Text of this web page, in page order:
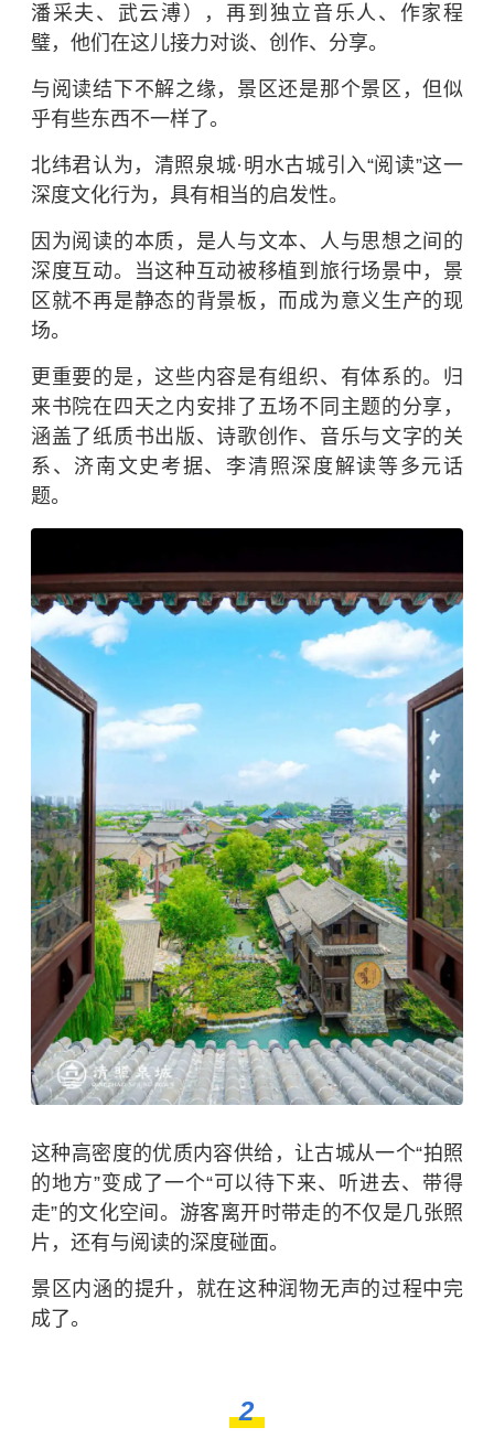
潘采夫、武云溥），再到独立音乐人、作家程
璧，他们在这儿接力对谈、创作、分享。
与阅读结下不解之缘，景区还是那个景区，但似
乎有些东西不一样了。
北纬君认为，清照泉城·明水古城引入“阅读”这一
深度文化行为，具有相当的启发性。
因为阅读的本质，是人与文本、人与思想之间的
深度互动。当这种互动被移植到旅行场景中，景
区就不再是静态的背景板，而成为意义生产的现
场。
更重要的是，这些内容是有组织、有体系的。归
来书院在四天之内安排了五场不同主题的分享，
涵盖了纸质书出版、诗歌创作、音乐与文字的关
系、济南文史考据、李清照深度解读等多元话
题。
这种高密度的优质内容供给，让古城从一个“拍照
的地方”变成了一个“可以待下来、听进去、带得
走”的文化空间。游客离开时带走的不仅是几张照
片，还有与阅读的深度碰面。
景区内涵的提升，就在这种润物无声的过程中完
成了。
2